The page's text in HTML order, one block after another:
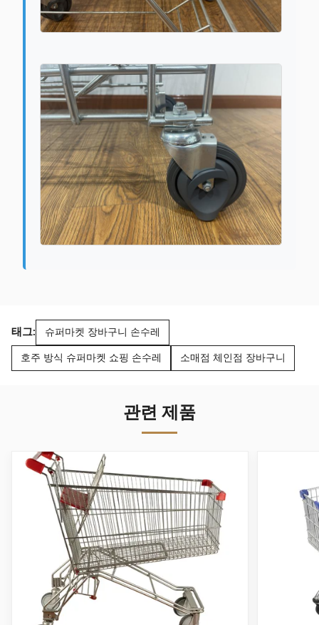
태그: 슈퍼마켓 장바구니 손수레
호주 방식 슈퍼마켓 쇼핑 손수레 소매점 체인점 장바구니
관련 제품